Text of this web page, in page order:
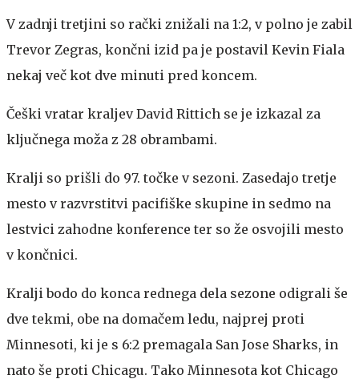
V zadnji tretjini so rački znižali na 1:2, v polno je zabil
Trevor Zegras, končni izid pa je postavil Kevin Fiala
nekaj več kot dve minuti pred koncem.
Češki vratar kraljev David Rittich se je izkazal za
ključnega moža z 28 obrambami.
Kralji so prišli do 97. točke v sezoni. Zasedajo tretje
mesto v razvrstitvi pacifiške skupine in sedmo na
lestvici zahodne konference ter so že osvojili mesto
v končnici.
Kralji bodo do konca rednega dela sezone odigrali še
dve tekmi, obe na domačem ledu, najprej proti
Minnesoti, ki je s 6:2 premagala San Jose Sharks, in
nato še proti Chicagu. Tako Minnesota kot Chicago